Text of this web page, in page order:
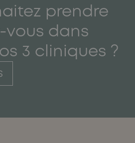
prendre
vous dans
3 cliniques ?